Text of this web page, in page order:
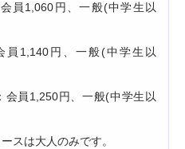
員1,060円、一般(中学生以
1,140円、一般(中学生以
員1,250円、一般(中学生以
スは大人のみです。